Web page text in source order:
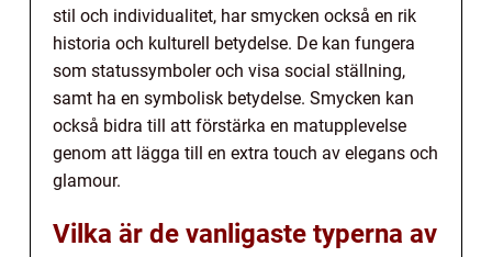
stil och individualitet, har smycken också en rik
historia och kulturell betydelse. De kan fungera
som statussymboler och visa social ställning,
samt ha en symbolisk betydelse. Smycken kan
också bidra till att förstärka en matupplevelse
genom att lägga till en extra touch av elegans och
glamour.
Vilka är de vanligaste typerna av